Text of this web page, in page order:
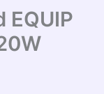
EQUIP